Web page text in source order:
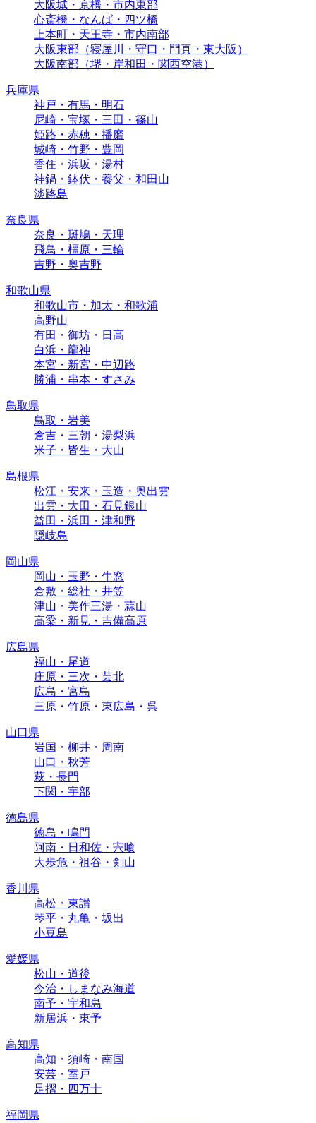
大阪城・京橋・市内東部
心斎橋・なんば・四ツ橋
上本町・天王寺・市内南部
大阪東部（寝屋川・守口・門真・東大阪）
大阪南部（堺・岸和田・関西空港）
兵庫県
神戸・有馬・明石
尼崎・宝塚・三田・篠山
姫路・赤穂・播磨
城崎・竹野・豊岡
香住・浜坂・湯村
神鍋・鉢伏・養父・和田山
淡路島
奈良県
奈良・斑鳩・天理
飛鳥・橿原・三輪
吉野・奥吉野
和歌山県
和歌山市・加太・和歌浦
高野山
有田・御坊・日高
白浜・龍神
本宮・新宮・中辺路
勝浦・串本・すさみ
鳥取県
鳥取・岩美
倉吉・三朝・湯梨浜
米子・皆生・大山
島根県
松江・安来・玉造・奥出雲
出雲・大田・石見銀山
益田・浜田・津和野
隠岐島
岡山県
岡山・玉野・牛窓
倉敷・総社・井笠
津山・美作三湯・蒜山
高梁・新見・吉備高原
広島県
福山・尾道
庄原・三次・芸北
広島・宮島
三原・竹原・東広島・呉
山口県
岩国・柳井・周南
山口・秋芳
萩・長門
下関・宇部
徳島県
徳島・鳴門
阿南・日和佐・宍喰
大歩危・祖谷・剣山
香川県
高松・東讃
琴平・丸亀・坂出
小豆島
愛媛県
松山・道後
今治・しまなみ海道
南予・宇和島
新居浜・東予
高知県
高知・須崎・南国
安芸・室戸
足摺・四万十
福岡県